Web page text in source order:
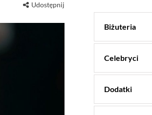
Udostępnij
Biżuteria
Celebryci
Dodatki